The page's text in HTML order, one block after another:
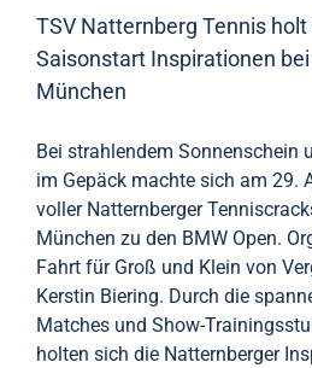
TSV Natternberg Tennis
Saisonstart Inspirationen
München
Bei strahlendem Sonnenschein
im Gepäck machte sich am 29.
voller Natternberger
München zu den BMW Open.
Fahrt für Groß und Klein von
Kerstin Biering. Durch die
Matches und Show-
holten sich die Natternberger